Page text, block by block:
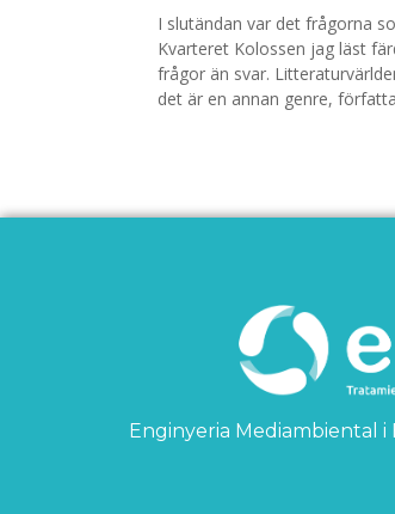
I slutändan var det frågorna
Kvarteret Kolossen jag läst
frågor än svar.
det är en annan genre,
Enginyeria Mediambiental i